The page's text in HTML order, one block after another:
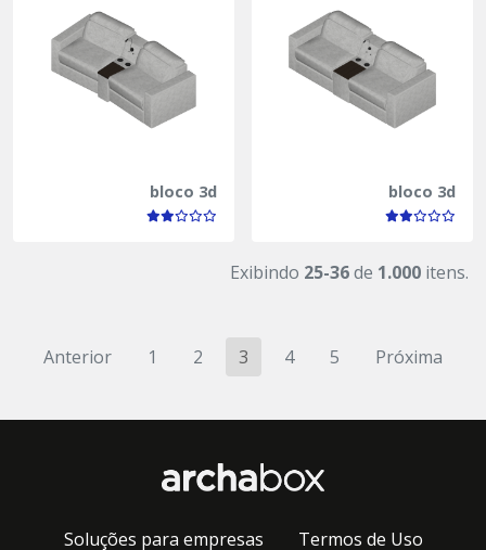
bloco 3d bloco 3d
Exibindo 25-36de 1.000 itens.
Anterior 1 2 3 4 5 Próxima
Soluções para empresas Termos de Uso